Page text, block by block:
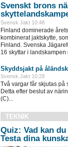
Svenskt brons
Svensk Jakt 10:48
Finland dominerade
kombinerat jaktskytte,
Finland. Svenska
16 skyttar i
Skyddsjakt på
Svensk Jakt 10:28
Två vargar får skjutas på
Detta efter beslut av
(C)...
TEKNIK
Quiz: Vad kan
Testa dina